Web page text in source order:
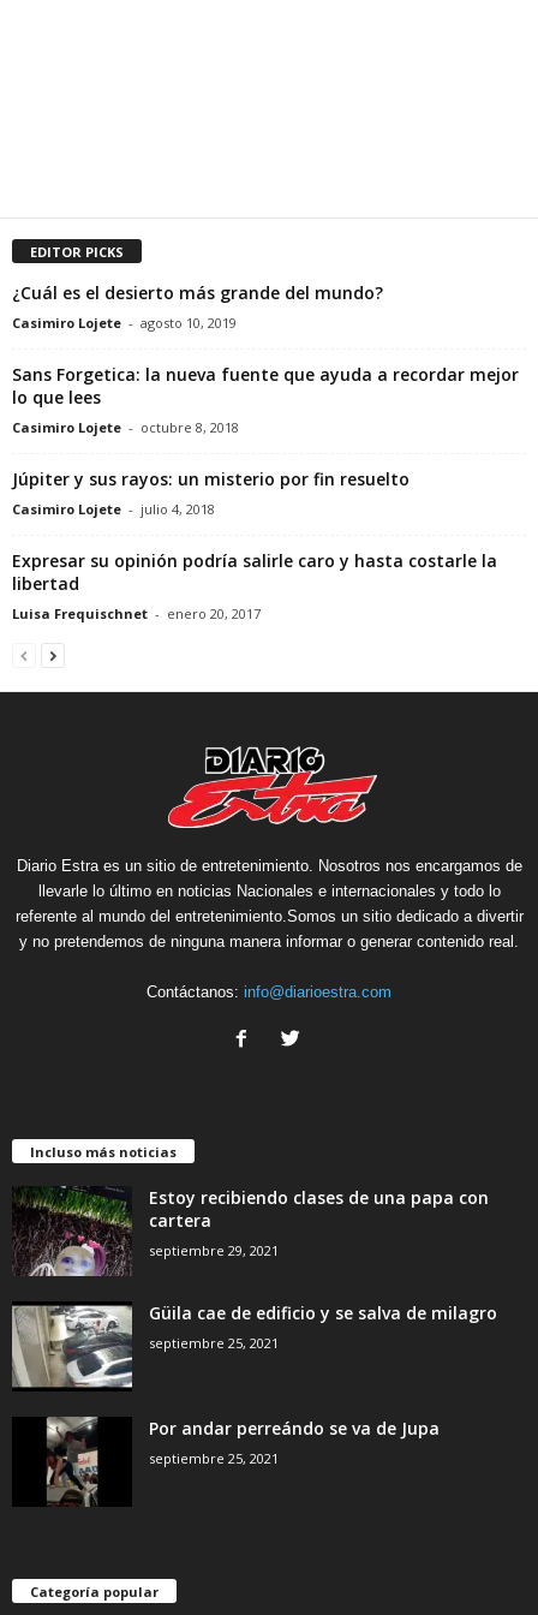
EDITOR PICKS
¿Cuál es el desierto más grande del mundo?
Casimiro Lojete - agosto 10, 2019
Sans Forgetica: la nueva fuente que ayuda a recordar mejor
lo que lees
Casimiro Lojete - octubre 8, 2018
Júpiter y sus rayos: un misterio por fin resuelto
Casimiro Lojete - julio 4, 2018
Expresar su opinión podría salirle caro y hasta costarle la
libertad
Luisa Frequischnet - enero 20, 2017
Diario Estra es un sitio de entretenimiento. Nosotros nos encargamos de
llevarle lo último en noticias Nacionales e internacionales y todo lo
referente al mundo del entretenimiento.Somos un sitio dedicado a divertir
y no pretendemos de ninguna manera informar o generar contenido real.
Contáctanos: info@diarioestra.com
Incluso más noticias
Estoy recibiendo clases de una papa con
cartera
septiembre 29, 2021
Güila cae de edificio y se salva de milagro
septiembre 25, 2021
Por andar perreándo se va de Jupa
septiembre 25, 2021
Categoría popular